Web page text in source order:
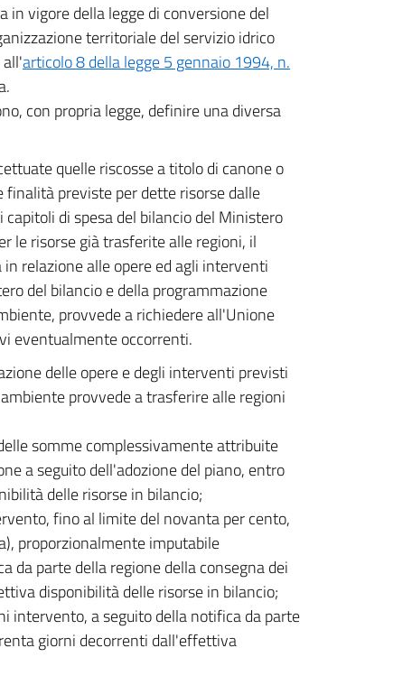
in vigore della legge di conversione del
territoriale del servizio idrico
articolo 8 della legge 5 gennaio 1994, n.
con propria legge, definire una diversa
quelle riscosse a titolo di canone o
previste per dette risorse dalle
di spesa del bilancio del Ministero
le risorse già trasferite alle regioni, il
relazione alle opere ed agli interventi
del bilancio e della programmazione
provvede a richiedere all'Unione
eventualmente occorrenti.
delle opere e degli interventi previsti
provvede a trasferire alle regioni
somme complessivamente attribuite
a seguito dell'adozione del piano, entro
delle risorse in bilancio;
fino al limite del novanta per cento,
proporzionalmente imputabile
parte della regione della consegna dei
disponibilità delle risorse in bilancio;
intervento, a seguito della notifica da parte
giorni decorrenti dall'effettiva